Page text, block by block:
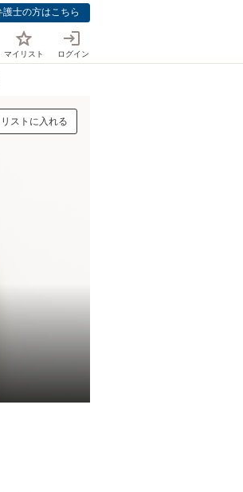
護士の方はこちら
マイリスト ログイン
ストに入れる